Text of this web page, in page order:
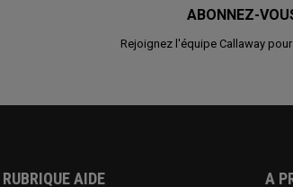
ABONNEZ-
Rejoignez l'équipe Callaway
RUBRIQUE AIDE A